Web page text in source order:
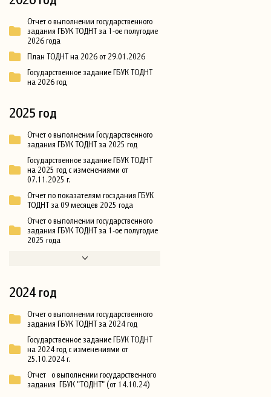
Отчет о выполнении государственного
задания ГБУК ТОДНТ за 1-ое полугодие
2026 года
План ТОДНТ на 2026 от 29.01.2026
Государственное задание ГБУК ТОДНТ
на 2026 год
2025 год
Отчет о выполнении Государственного
задания ГБУК ТОДНТ за 2025 год
Государственное задание ГБУК ТОДНТ
на 2025 год с изменениями от
07.11.2025 г.
Отчет по показателям госздания ГБУК
ТОДНТ за 09 месяцев 2025 года
Отчет о выполнении государственного
задания ГБУК ТОДНТ за 1-ое полугодие
2025 года
2024 год
Отчет о выполнении государственного
задания ГБУК ТОДНТ за 2024 год
Государственное задание ГБУК ТОДНТ
на 2024 год с изменениями от
25.10.2024 г.
Отчет о выполнении государственного
задания ГБУК "ТОДНТ" (от 14.10.24)